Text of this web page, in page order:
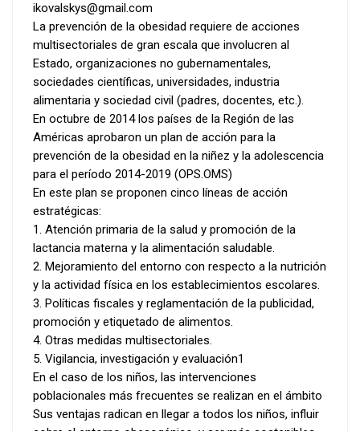
ikovalskys@gmail.com
La prevención de la obesidad requiere de acciones
multisectoriales de gran escala que involucren al
Estado, organizaciones no gubernamentales,
sociedades científicas, universidades, industria
alimentaria y sociedad civil (padres, docentes, etc.).
En octubre de 2014 los países de la Región de las
Américas aprobaron un plan de acción para la
prevención de la obesidad en la niñez y la adolescencia
para el período 2014-2019 (OPS.OMS)
En este plan se proponen cinco líneas de acción
estratégicas:
1. Atención primaria de la salud y promoción de la
lactancia materna y la alimentación saludable.
2. Mejoramiento del entorno con respecto a la nutrición
y la actividad física en los establecimientos escolares.
3. Políticas fiscales y reglamentación de la publicidad,
promoción y etiquetado de alimentos.
4. Otras medidas multisectoriales.
5. Vigilancia, investigación y evaluación1
En el caso de los niños, las intervenciones
poblacionales más frecuentes se realizan en el ámbito
Sus ventajas radican en llegar a todos los niños, influir